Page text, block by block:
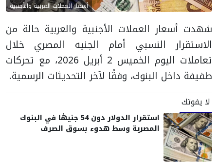
أسعار العملات العربية والأجنبية
شهدت أسعار العملات الأجنبية والعربية حالة من
الاستقرار النسبي أمام الجنيه المصري خلال
تعاملات اليوم الخميس 2 أبريل 2026، مع تحركات
طفيفة داخل البنوك، وفقًا لآخر التحديثات الرسمية.
لا يفوتك
استقرار الدولار دون 54 جنيهًا في البنوك
المصرية وسط هدوء بسوق الصرف